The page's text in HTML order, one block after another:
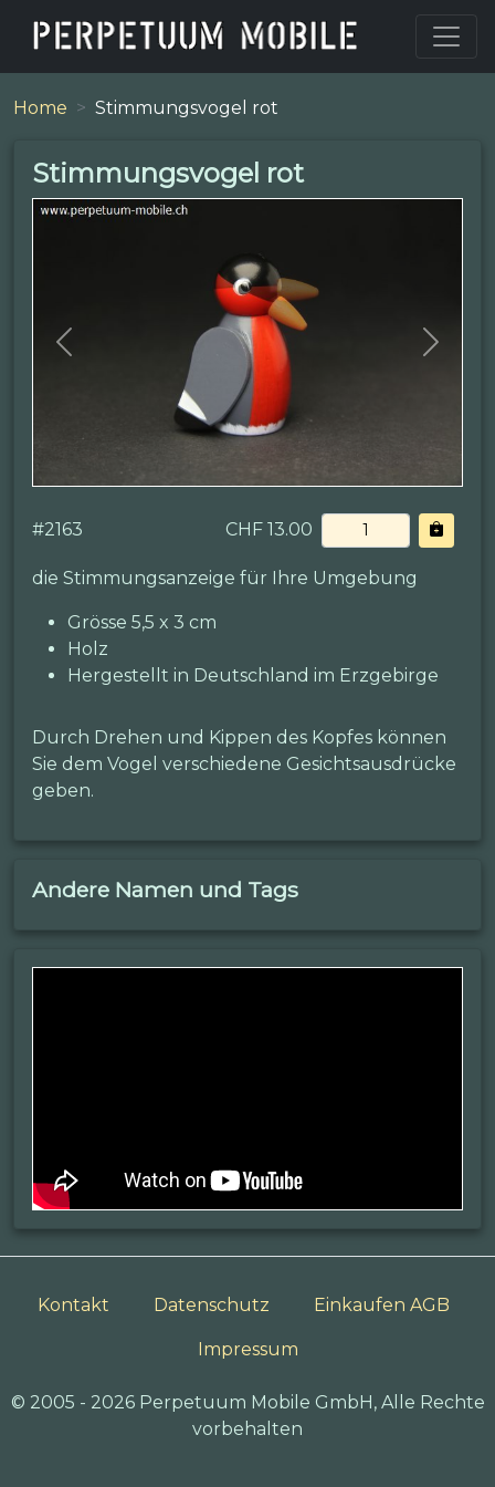
Home Stimmungsvogel rot
Stimmungsvogel rot
Previous Next
#2163 CHF 13.00
die Stimmungsanzeige für Ihre Umgebung
Grösse 5,5 x 3 cm
Holz
Hergestellt in Deutschland im Erzgebirge
Durch Drehen und Kippen des Kopfes können
Sie dem Vogel verschiedene Gesichtsausdrücke
geben.
Andere Namen und Tags
Kontakt Datenschutz Einkaufen AGB
Impressum
© 2005 - 2026 Perpetuum Mobile GmbH, Alle Rechte
vorbehalten